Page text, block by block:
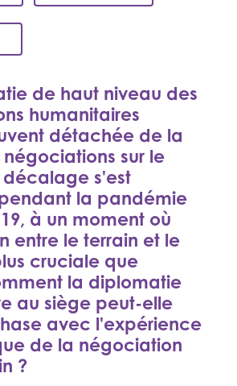
de haut niveau des
humanitaires
détachée de la
sur le
décalage s'est
la pandémie
à un moment où
entre le terrain et le
cruciale que
la diplomatie
au siège peut-elle
avec l'expérience
de la négociation
?